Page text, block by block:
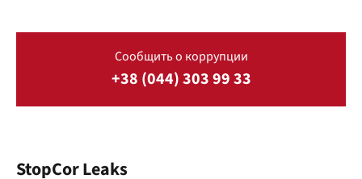
Сообщить о коррупции
+38 (044) 303 99 33
StopCor Leaks